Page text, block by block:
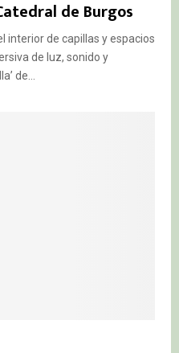
de Burgos
interior de capillas y espacios
de luz, sonido y
de...